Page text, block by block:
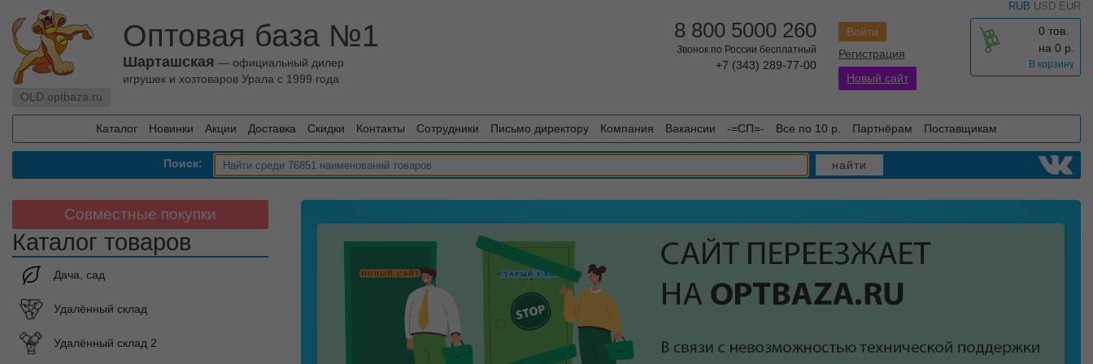
RUB USD EUR
OLD.optbaza.ru
Оптовая база №1
Шарташская — официальный дилер
игрушек и хозтоваров Урала с 1999 года
0 тов.
на 0 р.
В корзину
Войти
Регистрация
Новый сайт
8 800 5000 260
Звонок по России бесплатный
+7 (343) 289-77-00
Каталог Новинки Акции Доставка Скидки Контакты Сотрудники Письмо директору Компания Вакансии -=СП=- Все по 10 р. Партнёрам Поставщикам
Поиск: найти
Совместные покупки
Каталог товаров
Дача, сад
Удалённый склад
Удалённый склад 2